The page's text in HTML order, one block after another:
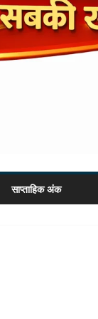
साप्ताहिक अंक